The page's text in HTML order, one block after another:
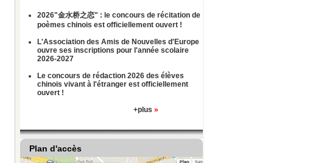
2026"金水桥之恋" : le concours de récitation de
poèmes chinois est officiellement ouvert !
L'Association des Amis de Nouvelles d'Europe
ouvre ses inscriptions pour l'année scolaire
2026-2027
Le concours de rédaction 2026 des élèves
chinois vivant à l'étranger est officiellement
ouvert !
+plus »
Plan d'accès